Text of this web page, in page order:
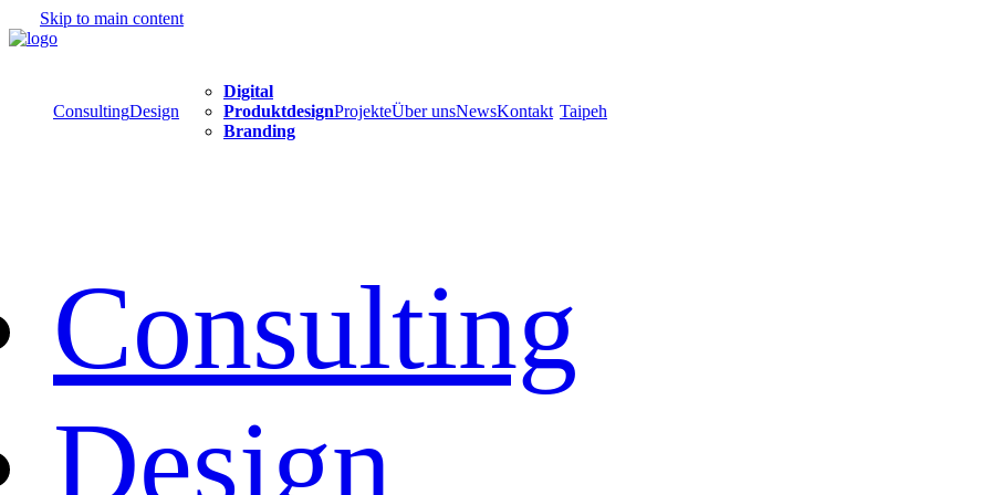
Skip to main content
ConsultingDesign
Digital
Produktdesign
Branding
ProjekteÜber unsNewsKontakt Taipeh
Consulting
Design